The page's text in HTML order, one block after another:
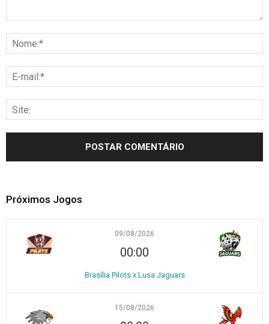
Próximos Jogos
09/08/2026
00:00
Brasília Pilots x Lusa Jaguars
15/08/2026